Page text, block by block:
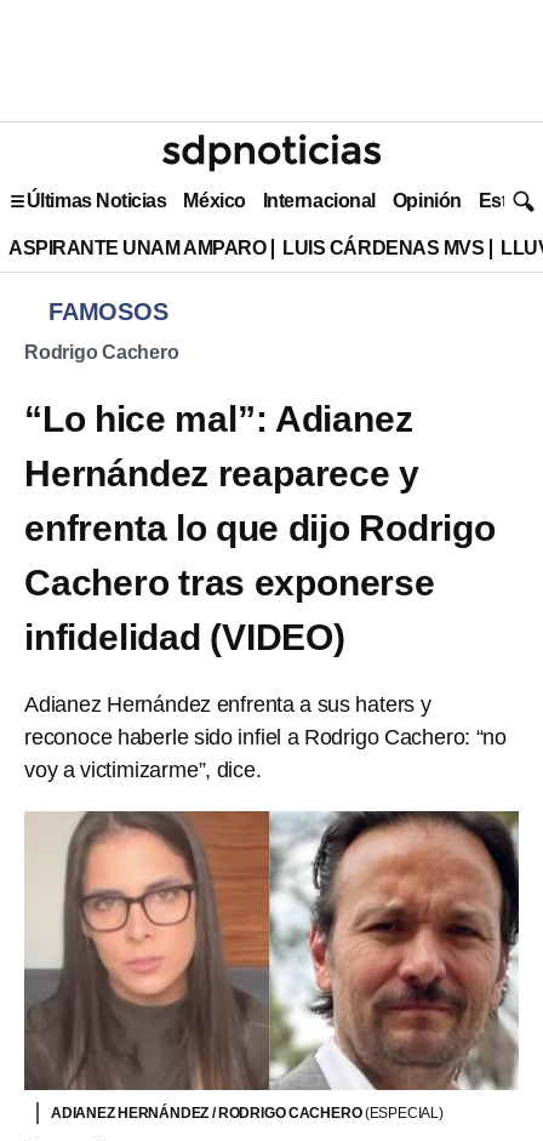
Últimas Noticias México Internacional Opinión Estilo
ASPIRANTE UNAM AMPARO LUIS CÁRDENAS MVS
FAMOSOS
Rodrigo Cachero
“Lo hice mal”: Adianez
Hernández reaparece y
enfrenta lo que dijo Rodrigo
Cachero tras exponerse
infidelidad (VIDEO)
Adianez Hernández enfrenta a sus haters y
reconoce haberle sido infiel a Rodrigo Cachero: “no
voy a victimizarme”, dice.
ADIANEZ HERNÁNDEZ / RODRIGO CACHERO(ESPECIAL)